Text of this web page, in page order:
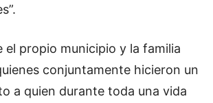
el propio municipio y la familia
conjuntamente hicieron un
a quien durante toda una vida